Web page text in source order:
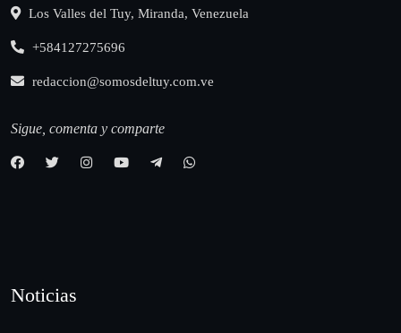
Los Valles del Tuy, Miranda, Venezuela
+584127275696
redaccion@somosdeltuy.com.ve
Sigue, comenta y comparte
Noticias